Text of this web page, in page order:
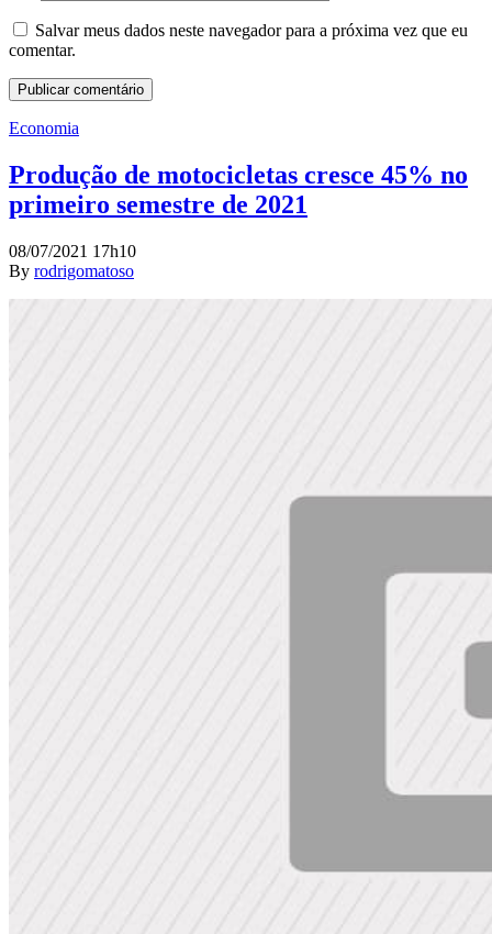
Salvar meus dados neste navegador para a próxima vez que eu
comentar.
Economia
Produção de motocicletas cresce 45% no
primeiro semestre de 2021
08/07/2021 17h10
By rodrigomatoso